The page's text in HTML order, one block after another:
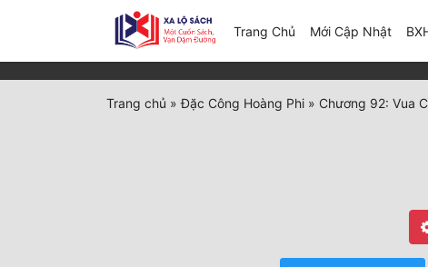
Trang Chủ Mới Cập Nhật
Trang chủ »Đặc Công Hoàng Phi » Chương 92: Vua